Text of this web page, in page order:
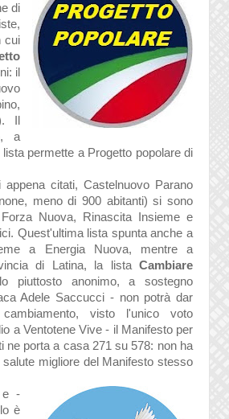
di
cui
il
Il
a
permette a Progetto popolare di
appena citati, Castelnuovo Parano
meno di 900 abitanti) si sono
Nuova, Rinascita Insieme e
Quest'ultima lista spunta anche a
a Energia Nuova, mentre a
di Latina, la lista Cambiare
piuttosto anonimo, a sostegno
Adele Saccucci - non potrà dar
visto l'unico voto
a Ventotene Vive - il Manifesto per
ne porta a casa 271 su 578: non ha
migliore del Manifesto stesso
e -
è